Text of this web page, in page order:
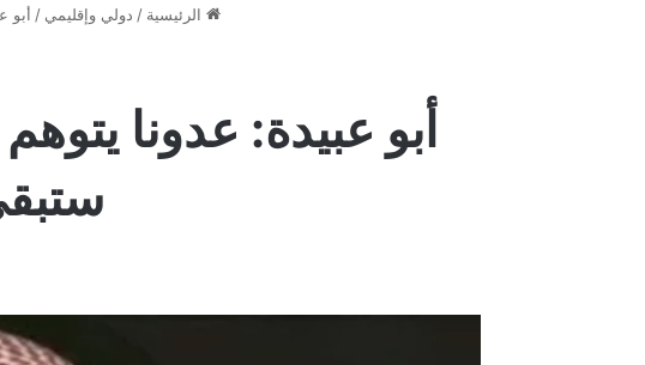
الرئيسية / دولي وإقليمي / أبو
أبو عبيدة: عدونا